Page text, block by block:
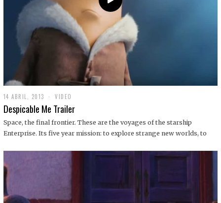
14 ABRIL, 2013
9
D
C
I
1
VIDEO
Despicable Me Trailer
Space, the final frontier. These are the voyages of the starship
Enterprise. Its five year mission: to explore strange new worlds, to